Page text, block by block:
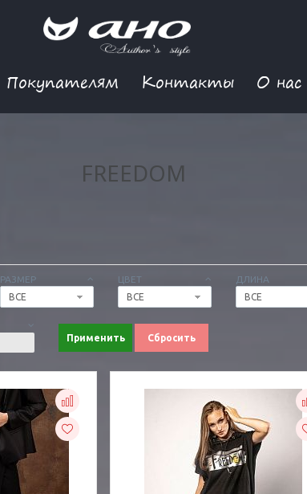
Покупателям Контакты О нас
FREEDOM
РАЗМЕР
ВСЕ
ЦВЕТ
ВСЕ
ДЛИНА
ВСЕ
Применить Сбросить